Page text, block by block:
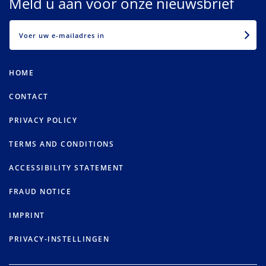
HOME
CONTACT
PRIVACY POLICY
TERMS AND CONDITIONS
ACCESSIBILITY STATEMENT
FRAUD NOTICE
IMPRINT
PRIVACY-INSTELLINGEN